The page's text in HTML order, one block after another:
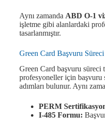
Aynı zamanda ABD O-1
işletme gibi alanlardaki
tasarlanmıştır.
Green Card Başvuru Süreci
Green Card başvuru
profesyoneller için başvuru
adımları bulunur. Aynı
PERM
I-485 Formu: